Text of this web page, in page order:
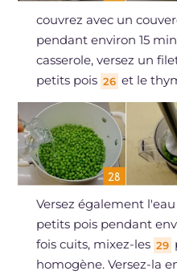
couvrez avec un
pendant environ 15
casserole, versez un
petits pois 26 et le
Versez également l'eau
petits pois pendant
fois cuits, mixez-les 29
homogène. Versez-la